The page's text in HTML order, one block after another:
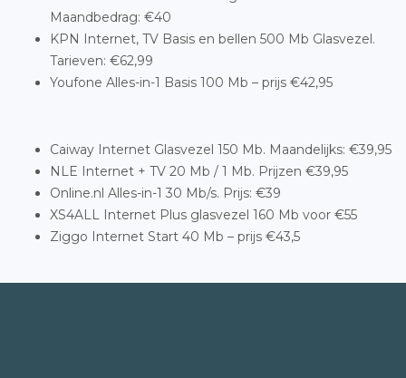
Maandbedrag: €40
KPN Internet, TV Basis en bellen 500 Mb Glasvezel.
Tarieven: €62,99
Youfone Alles-in-1 Basis 100 Mb – prijs €42,95
Caiway Internet Glasvezel 150 Mb. Maandelijks: €39,95
NLE Internet + TV 20 Mb / 1 Mb. Prijzen €39,95
Online.nl Alles-in-1 30 Mb/s. Prijs: €39
XS4ALL Internet Plus glasvezel 160 Mb voor €55
Ziggo Internet Start 40 Mb – prijs €43,5